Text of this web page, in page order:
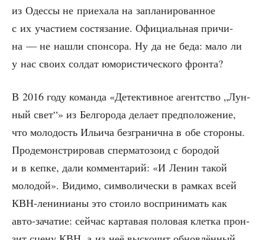
из Одес­сы не при­е­ха­ла на запла­ни­ро­ван­ное
с их уча­сти­ем состя­за­ние. Офи­ци­аль­ная при­чи­
на — не нашли спон­со­ра. Ну да не беда: мало ли
у нас сво­их сол­дат юмо­ри­сти­че­ско­го фронта?
В 2016 году коман­да «Детек­тив­ное агент­ство „Лун­
ный свет“» из Бел­го­ро­да дела­ет пред­по­ло­же­ние,
что моло­дость Ильи­ча без­гра­нич­на в обе сто­ро­ны.
Про­де­мон­стри­ро­вав спер­ма­то­зо­ид с боро­дой
и в кеп­ке, дали ком­мен­та­рий: «И Ленин такой
моло­дой». Види­мо, сим­во­ли­че­ски в рам­ках всей
КВН-лени­ни­а­ны это сто­и­ло вос­при­ни­мать как
авто-зача­тие: сей­час кар­та­вая поло­вая клет­ка прон­